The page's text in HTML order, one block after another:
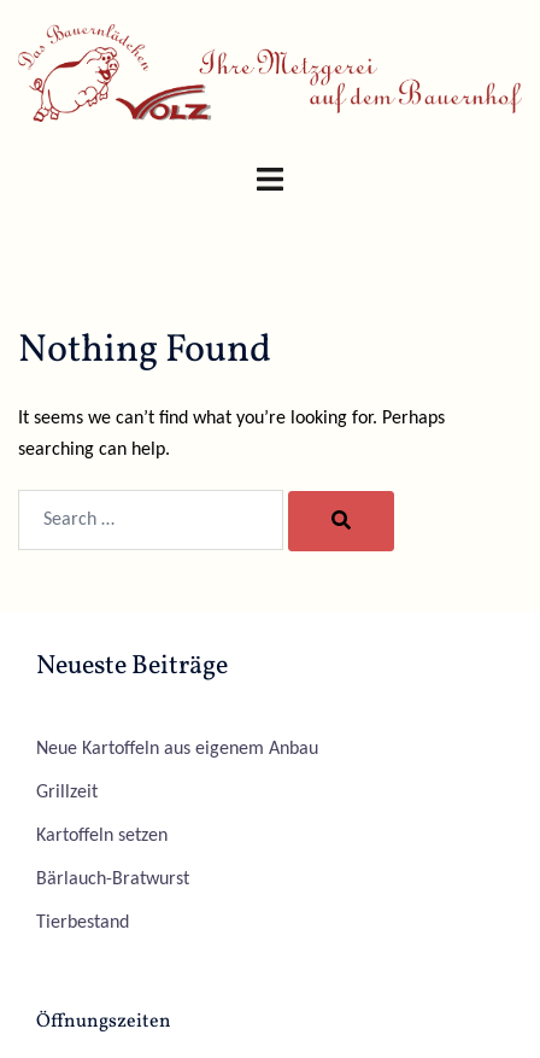
content
Toggle
Nothing Found
It seems we can’t find what you’re looking for. Perhaps
searching can help.
Neueste Beiträge
Neue Kartoffeln aus eigenem Anbau
Grillzeit
Kartoffeln setzen
Bärlauch-Bratwurst
Tierbestand
Öffnungszeiten